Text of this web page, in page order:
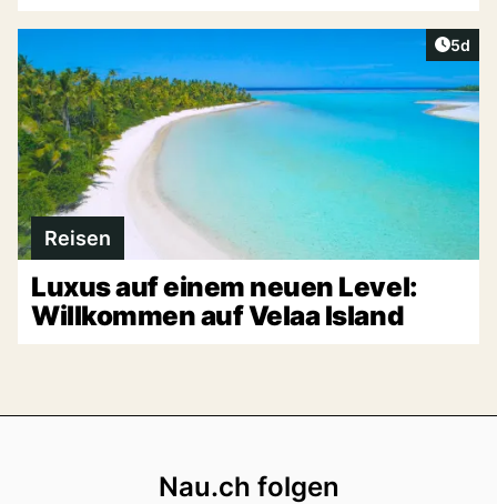
5d
Reisen
Luxus auf einem neuen Level:
Willkommen auf Velaa Island
Nau.ch folgen